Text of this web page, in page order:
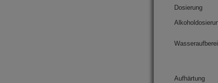
Dosierung
Aufhärtung